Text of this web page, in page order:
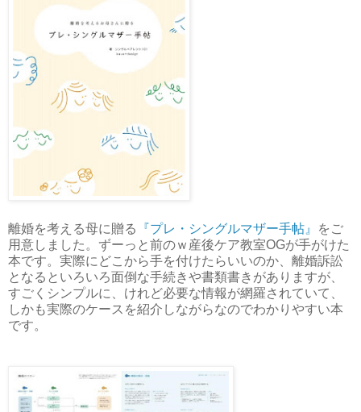
離婚を考える母に贈る 『プレ・シングルマザー手帖』
をご
用意しました。ずーっと前のｗ産後ケア教室OGが手がけた
本です。実際にどこから手を付けたらいいのか、離婚訴訟
となるといろいろ面倒な手続きや書類書きがありますが、
すごくシンプルに、けれど必要な情報が網羅されていて、
しかも実際のケースを紹介しながらなのでわかりやすい本
です。